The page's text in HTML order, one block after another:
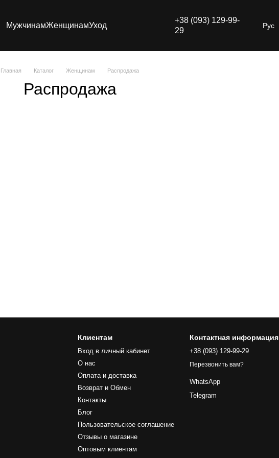
МужчинамЖенщинамУход
+38 (093) 129-99-
29
Рус
Главная Каталог Женщинам Распродажа
Распродажа
Клиентам
Вход в личный кабинет
О нас
Оплата и доставка
Возврат и Обмен
Контакты
Блог
Пользовательское соглашение
Отзывы о магазине
Оптовым клиентам
Контактная информация
+38 (093) 129-99-29
Перезвонить вам?
WhatsApp
Telegram